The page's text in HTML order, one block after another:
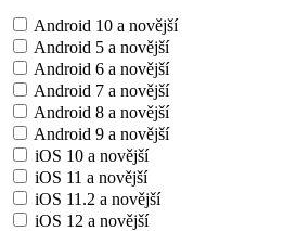
Android 10 a novější
Android 5 a novější
Android 6 a novější
Android 7 a novější
Android 8 a novější
Android 9 a novější
iOS 10 a novější
iOS 11 a novější
iOS 11.2 a novější
iOS 12 a novější